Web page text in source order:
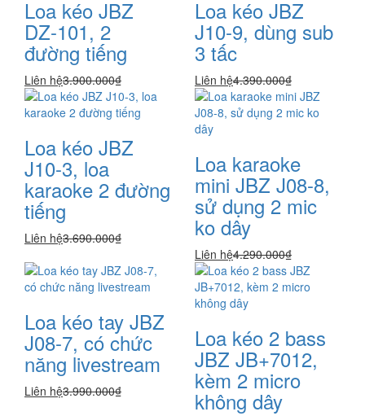
Loa kéo JBZ
DZ-101, 2
đường tiếng
Liên hệ3.900.000₫
Loa kéo JBZ
J10-9, dùng sub
3 tấc
Liên hệ4.390.000₫
Loa kéo JBZ
J10-3, loa
karaoke 2 đường
tiếng
Liên hệ3.690.000₫
Loa karaoke
mini JBZ J08-8,
sử dụng 2 mic
ko dây
Liên hệ4.290.000₫
Loa kéo tay JBZ
J08-7, có chức
năng livestream
Liên hệ3.990.000₫
Loa kéo 2 bass
JBZ JB+7012,
kèm 2 micro
không dây